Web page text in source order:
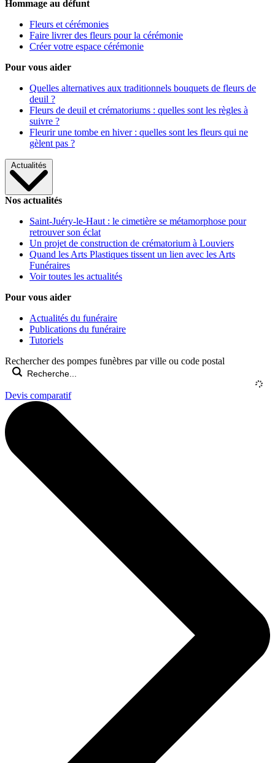
Hommage au défunt
Fleurs et cérémonies
Faire livrer des fleurs pour la cérémonie
Créer votre espace cérémonie
Pour vous aider
Quelles alternatives aux traditionnels bouquets de fleurs de
deuil ?
Fleurs de deuil et crématoriums : quelles sont les règles à
suivre ?
Fleurir une tombe en hiver : quelles sont les fleurs qui ne
gèlent pas ?
Actualités
Nos actualités
Saint-Juéry-le-Haut : le cimetière se métamorphose pour
retrouver son éclat
Un projet de construction de crématorium à Louviers
Quand les Arts Plastiques tissent un lien avec les Arts
Funéraires
Voir toutes les actualités
Pour vous aider
Actualités du funéraire
Publications du funéraire
Tutoriels
Rechercher des pompes funèbres par ville ou code postal
Devis comparatif